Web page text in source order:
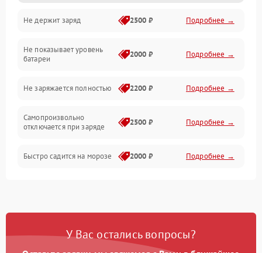
Подвеска и колеса
Электроника и управление
Не держит заряд 2500 ₽ Подробнее →
Не показывает уровень
батареи
2000 ₽ Подробнее →
Не заряжается полностью 2200 ₽ Подробнее →
Самопроизвольно
отключается при заряде
2500 ₽ Подробнее →
Быстро садится на морозе 2000 ₽ Подробнее →
У Вас остались вопросы?